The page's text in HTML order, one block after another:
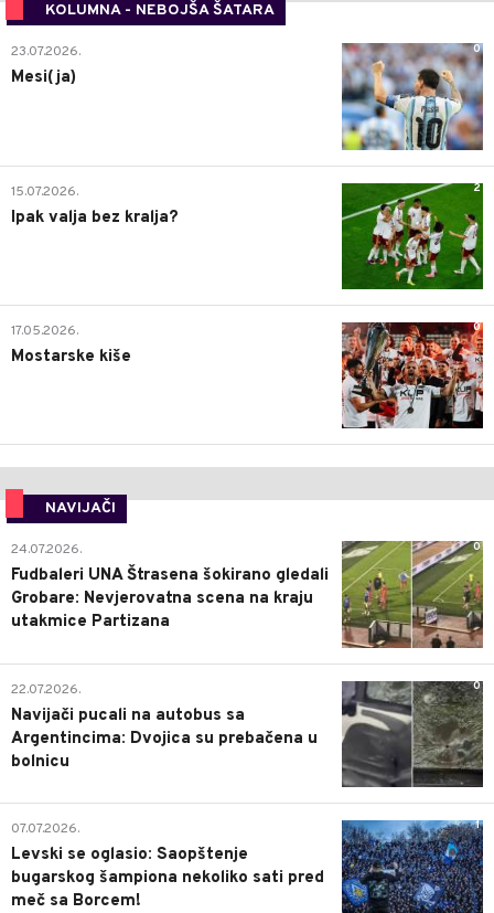
KOLUMNA - NEBOJŠA ŠATARA
0
23.07.2026.
Mesi(ja)
2
15.07.2026.
Ipak valja bez kralja?
0
17.05.2026.
Mostarske kiše
NAVIJAČI
0
24.07.2026.
Fudbaleri UNA Štrasena šokirano gledali
Grobare: Nevjerovatna scena na kraju
utakmice Partizana
0
22.07.2026.
Navijači pucali na autobus sa
Argentincima: Dvojica su prebačena u
bolnicu
1
07.07.2026.
Levski se oglasio: Saopštenje
bugarskog šampiona nekoliko sati pred
meč sa Borcem!